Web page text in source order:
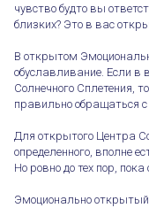
чувство будто вы
близких? Это в вас
В открытом
обуславливание. Если
Солнечного Сплетения,
правильно обращаться
Для открытого Центра
определенного, вполне
Но ровно до тех пор, пока
Эмоционально открытый